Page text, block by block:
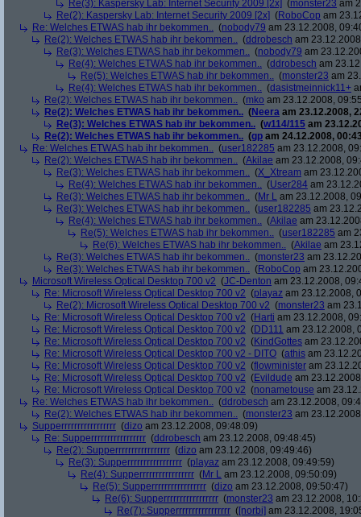
Re(3): Kaspersky Lab: Internet Security 2009 [2x] (monster23 am
Re(2): Kaspersky Lab: Internet Security 2009 [2x] (RoboCop am
Re: Welches ETWAS hab ihr bekommen.. (nobody79 am 23.12.2008,
Re(2): Welches ETWAS hab ihr bekommen.. (ddrobesch am
Re(3): Welches ETWAS hab ihr bekommen.. (nobody79 am
Re(4): Welches ETWAS hab ihr bekommen.. (ddrobesch am
Re(5): Welches ETWAS hab ihr bekommen.. (monster23 am
Re(4): Welches ETWAS hab ihr bekommen.. (dasistmeinnick11+
Re(2): Welches ETWAS hab ihr bekommen.. (mko am 23.12.2008,
Re(2): Welches ETWAS hab ihr bekommen.. (Neera am 23.12.2008,
Re(3): Welches ETWAS hab ihr bekommen.. (w114/115 am
Re(2): Welches ETWAS hab ihr bekommen.. (gp am 24.12.2008,
Re: Welches ETWAS hab ihr bekommen.. (user182285 am 23.12.2008,
Re(2): Welches ETWAS hab ihr bekommen.. (Akilae am 23.12.2008,
Re(3): Welches ETWAS hab ihr bekommen.. (X_Xtream am
Re(4): Welches ETWAS hab ihr bekommen.. (User284 am
Re(3): Welches ETWAS hab ihr bekommen.. (Mr L am 23.12.2008,
Re(3): Welches ETWAS hab ihr bekommen.. (user182285 am
Re(4): Welches ETWAS hab ihr bekommen.. (Akilae am
Re(5): Welches ETWAS hab ihr bekommen.. (user182285 am
Re(6): Welches ETWAS hab ihr bekommen.. (Akilae am
Re(3): Welches ETWAS hab ihr bekommen.. (monster23 am
Re(3): Welches ETWAS hab ihr bekommen.. (RoboCop am
Microsoft Wireless Optical Desktop 700 v2 (JC-Denton am 23.12.2008,
Re: Microsoft Wireless Optical Desktop 700 v2 (playaz am 23.12.2008,
Re(2): Microsoft Wireless Optical Desktop 700 v2 (monster23 am
Re: Microsoft Wireless Optical Desktop 700 v2 (Harti am 23.12.2008,
Re: Microsoft Wireless Optical Desktop 700 v2 (DD111 am 23.12.2008,
Re: Microsoft Wireless Optical Desktop 700 v2 (KindGottes am
Re: Microsoft Wireless Optical Desktop 700 v2 - DITO (athis am
Re: Microsoft Wireless Optical Desktop 700 v2 (flowminister am
Re: Microsoft Wireless Optical Desktop 700 v2 (Evildude am
Re: Microsoft Wireless Optical Desktop 700 v2 (nonametouse am
Re: Welches ETWAS hab ihr bekommen.. (ddrobesch am 23.12.2008,
Re(2): Welches ETWAS hab ihr bekommen.. (monster23 am
Supperrrrrrrrrrrrrrrrr (dizo am 23.12.2008, 09:48:09)
Re: Supperrrrrrrrrrrrrrrrr (ddrobesch am 23.12.2008, 09:48:45)
Re(2): Supperrrrrrrrrrrrrrrrr (dizo am 23.12.2008, 09:49:46)
Re(3): Supperrrrrrrrrrrrrrrrr (playaz am 23.12.2008, 09:49:59)
Re(4): Supperrrrrrrrrrrrrrrrr (Mr L am 23.12.2008, 09:50:09)
Re(5): Supperrrrrrrrrrrrrrrrr (dizo am 23.12.2008, 09:50:47)
Re(6): Supperrrrrrrrrrrrrrrrr (monster23 am 23.12.2008,
Re(7): Supperrrrrrrrrrrrrrrrr ([norbi] am 23.12.2008,